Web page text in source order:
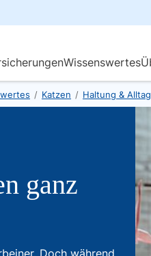
/ Katzen / Haltung & Alltag
ganz
. Doch während